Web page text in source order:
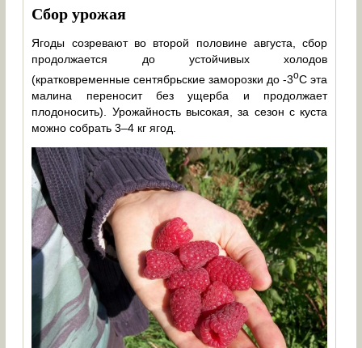
Сбор урожая
Ягоды созревают во второй половине августа, сбор
продолжается до устойчивых холодов
(кратковременные сентябрьские заморозки до -3оС эта
малина переносит без ущерба и продолжает
плодоносить). Урожайность высокая, за сезон с куста
можно собрать 3–4 кг ягод.